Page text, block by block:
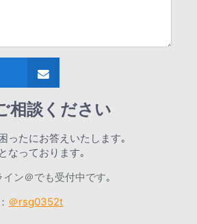
相談ください
ったにお答えいたします｡
となっております｡
ン＠でも受付中です｡
＠rsg0352t